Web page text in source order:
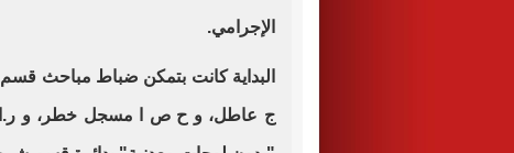
الإجرامي.
البداية كانت بتمكن ضباط مباحث
ج عاطل، و ح ص ا مسجل خطر، و ر.ا.ع